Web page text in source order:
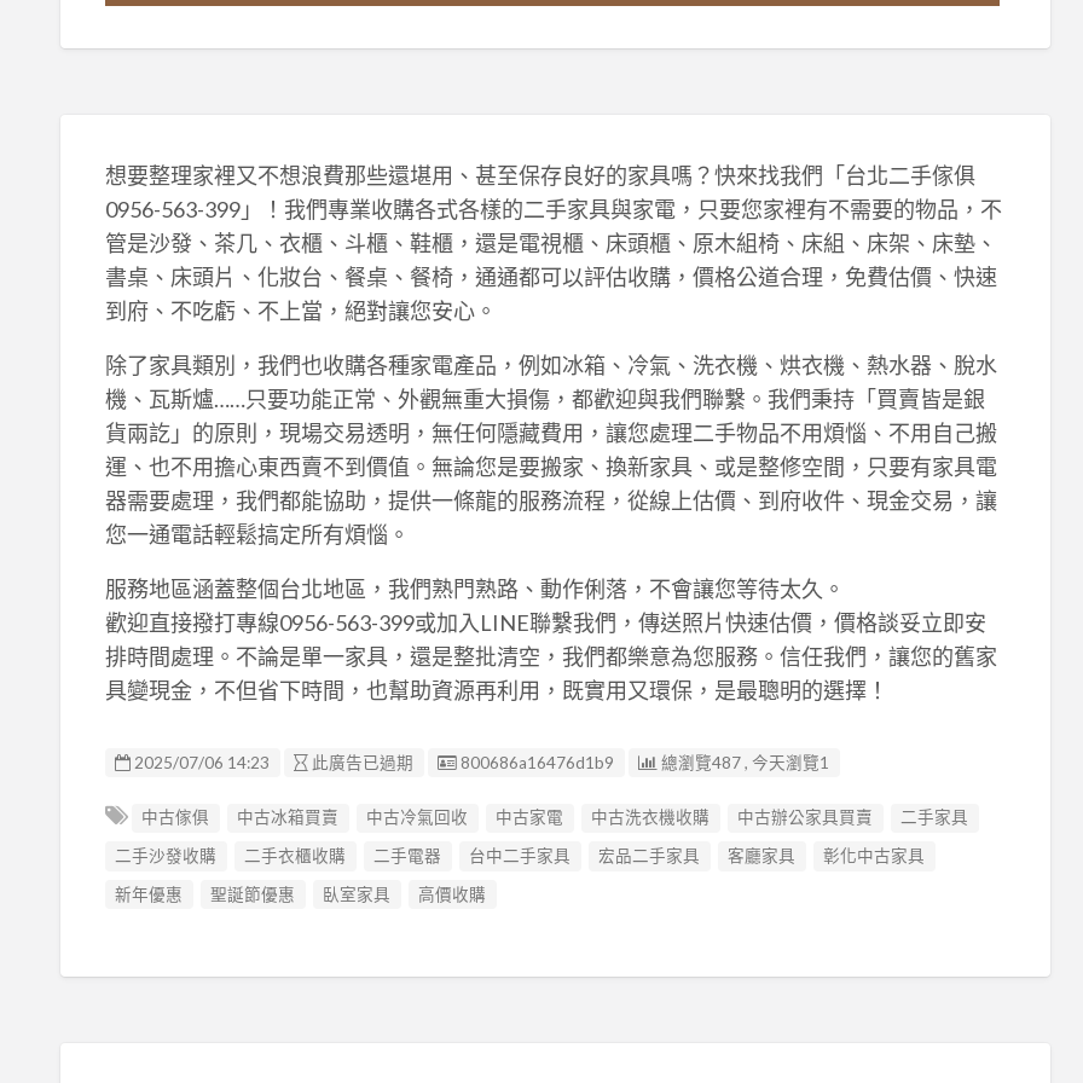
想要整理家裡又不想浪費那些還堪用、甚至保存良好的家具嗎？快來找我們「台北二手傢俱
0956-563-399」！我們專業收購各式各樣的二手家具與家電，只要您家裡有不需要的物品，不
管是沙發、茶几、衣櫃、斗櫃、鞋櫃，還是電視櫃、床頭櫃、原木組椅、床組、床架、床墊、
書桌、床頭片、化妝台、餐桌、餐椅，通通都可以評估收購，價格公道合理，免費估價、快速
到府、不吃虧、不上當，絕對讓您安心。
除了家具類別，我們也收購各種家電產品，例如冰箱、冷氣、洗衣機、烘衣機、熱水器、脫水
機、瓦斯爐……只要功能正常、外觀無重大損傷，都歡迎與我們聯繫。我們秉持「買賣皆是銀
貨兩訖」的原則，現場交易透明，無任何隱藏費用，讓您處理二手物品不用煩惱、不用自己搬
運、也不用擔心東西賣不到價值。無論您是要搬家、換新家具、或是整修空間，只要有家具電
器需要處理，我們都能協助，提供一條龍的服務流程，從線上估價、到府收件、現金交易，讓
您一通電話輕鬆搞定所有煩惱。
服務地區涵蓋整個台北地區，我們熟門熟路、動作俐落，不會讓您等待太久。
歡迎直接撥打專線0956-563-399或加入LINE聯繫我們，傳送照片快速估價，價格談妥立即安
排時間處理。不論是單一家具，還是整批清空，我們都樂意為您服務。信任我們，讓您的舊家
具變現金，不但省下時間，也幫助資源再利用，既實用又環保，是最聰明的選擇！
2025/07/06 14:23 此廣告已過期 廣告编號
800686a16476d1b9 總瀏覽487 , 今天瀏覽1
中古傢俱 中古冰箱買賣 中古冷氣回收 中古家電 中古洗衣機收購 中古辦公家具買賣
二手家具
二手沙發收購
二手衣櫃收購 二手電器 台中二手家具 宏品二手家具 客廳家具
彰化中古家具
新年優惠
聖誕節優惠 臥室家具 高價收購